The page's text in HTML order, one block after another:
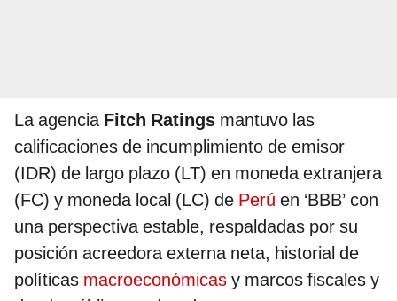
La agencia Fitch Ratings mantuvo las
calificaciones de incumplimiento de emisor
(IDR) de largo plazo (LT) en moneda extranjera
(FC) y moneda local (LC) de Perú en ‘BBB’ con
una perspectiva estable, respaldadas por su
posición acreedora externa neta, historial de
políticas macroeconómicas y marcos fiscales y